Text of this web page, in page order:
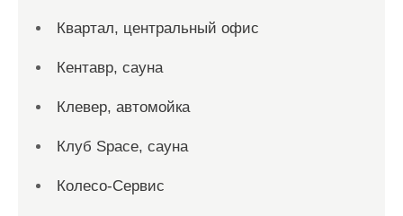
Квартал, центральный офис
Кентавр, сауна
Клевер, автомойка
Клуб Space, сауна
Колесо-Сервис